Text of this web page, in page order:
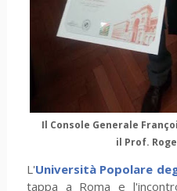
Il Console Generale
il Prof.
L'Università Popolare
tappa a Roma e